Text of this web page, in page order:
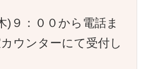
)９：００から電話ま
ウンターにて受付し